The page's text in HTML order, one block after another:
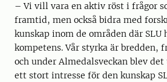
– Vi vill vara en aktiv röst i frågor
framtid, men också bidra med
kunskap inom de områden där SLU
kompetens. Vår styrka är bredden,
och under Almedalsveckan blev
ett stort intresse för den kunskap